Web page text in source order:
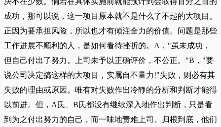
成功，那可以说，这一项目原本就不是什么了不起的大项目。
正因为要承担风险，所以也才有倾注全力的价值。问题是那些
工作进展不顺利的人，是如何看待挫折的。A，"虽未成功，
但自己付出了努力。上司未予以正确评价，不公正。"B，"要
说公司决定搞这样的大项目，实属自不量力!"失败，则必有其
失败的理由或原因。唯有对失败作出冷静的分析和判断才能得
以前进。但，A氏、B氏都没有继续深入地作出判断，只是看
到为之付出努力的自己，而一味地责难上司。归根到底，他们